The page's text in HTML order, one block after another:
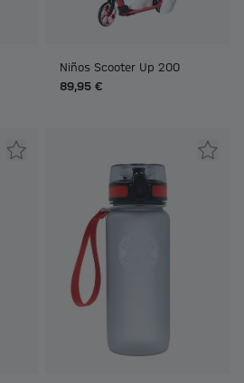
Niños Scooter Up 200
89,95 €